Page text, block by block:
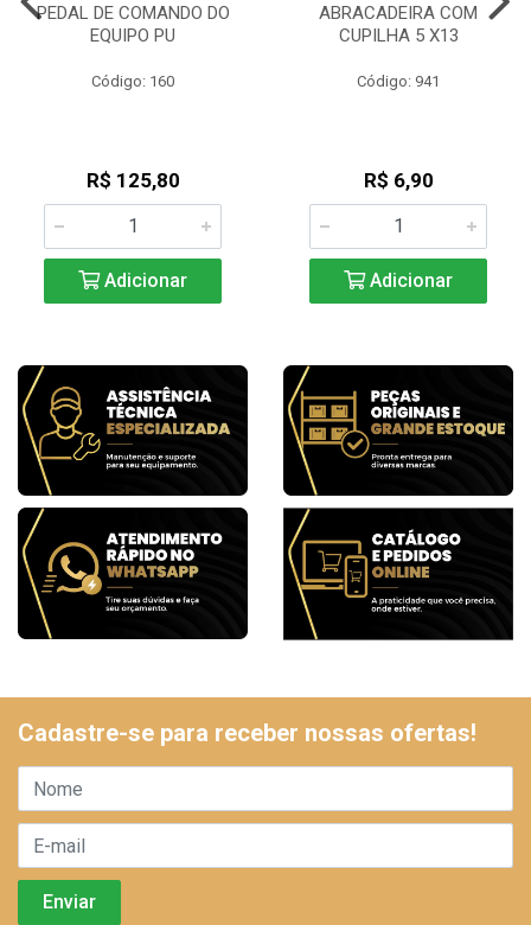
PEDAL DE COMANDO DO
EQUIPO PU
Código: 160
R$ 125,80
Adicionar
ABRACADEIRA COM
CUPILHA 5 X13
Código: 941
R$ 6,90
Adicionar
Cadastre-se para receber nossas ofertas!